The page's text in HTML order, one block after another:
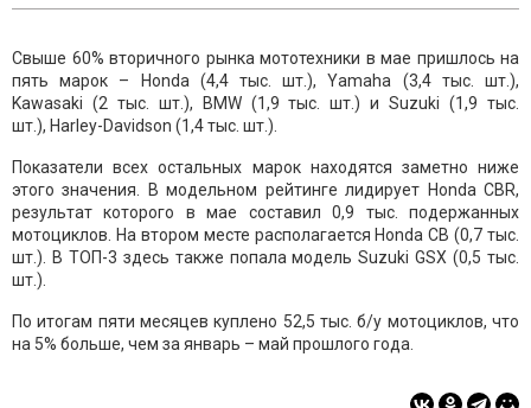
Свыше 60% вторичного рынка мототехники в мае пришлось на
пять марок – Honda (4,4 тыс. шт.), Yamaha (3,4 тыс. шт.),
Kawasaki (2 тыс. шт.), BMW (1,9 тыс. шт.) и Suzuki (1,9 тыс.
шт.), Harley-Davidson (1,4 тыс. шт.).
Показатели всех остальных марок находятся заметно ниже
этого значения. В модельном рейтинге лидирует Honda CBR,
результат которого в мае составил 0,9 тыс. подержанных
мотоциклов. На втором месте располагается Honda CB (0,7 тыс.
шт.). В ТОП-3 здесь также попала модель Suzuki GSX (0,5 тыс.
шт.).
По итогам пяти месяцев куплено 52,5 тыс. б/у мотоциклов, что
на 5% больше, чем за январь – май прошлого года.